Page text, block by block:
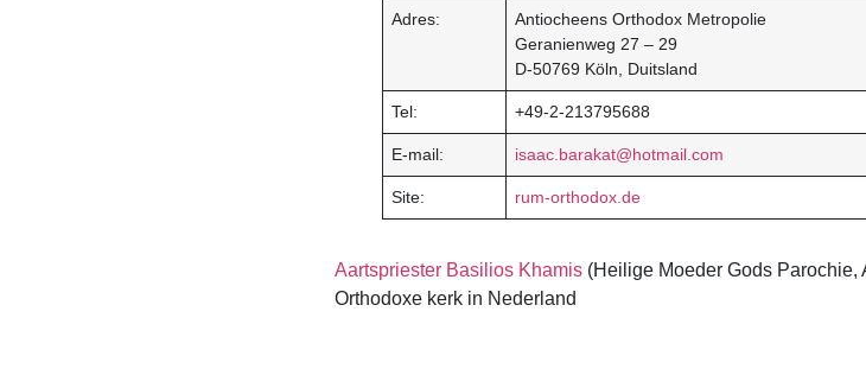
Adres:
Antiocheens Orthodox Metropolie
Geranienweg 27 – 29
D-50769 Köln, Duitsland
Tel: +49-2-213795688
E-mail: isaac.barakat@hotmail.com
Site: rum-orthodox.de
Aartspriester Basilios Khamis (Heilige Moeder Gods Parochie,
Orthodoxe kerk in Nederland